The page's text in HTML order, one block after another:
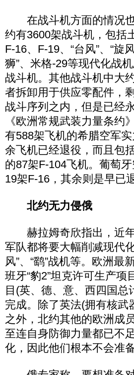
在战斗机方面的情况也
约有3600架战斗机，包括
F-16、F-19、“台风”、“旋
狮”、米格-29等现代化战
战斗机。其他战斗机中大
者拆卸用于供应零配件，
战斗序列之内，但是已经
《欧洲常规武装力量条约
有588架飞机的希腊空军
余飞机已经退役，而且包
的87架F-104飞机。葡萄
19架F-16，其余则是早已
北约无力侵俄
赫拉姆奇欣指出，近年
军队都将要大幅削减现代
风”、“鹞”战机等。欧洲
班牙“豹2”坦克许可生产项
目(英、德、意、西四国
完成。除了英法(拥有核武
之外，北约其他的欧洲成
至连自身防御力量都已不
化，因此他们根本不会准